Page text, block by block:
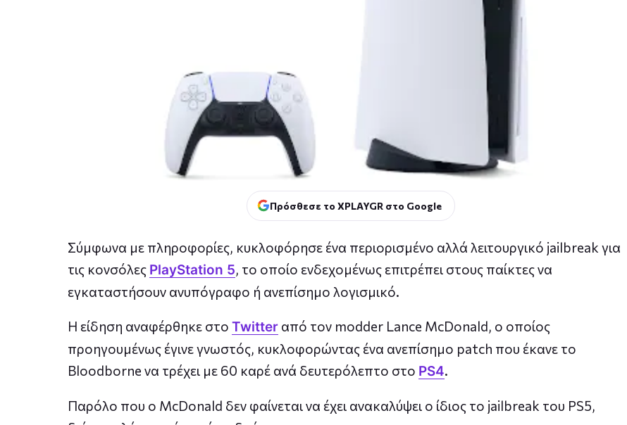
Πρόσθεσε το XPLAYGR στο Google
Σύμφωνα με πληροφορίες, κυκλοφόρησε ένα περιορισμένο αλλά λειτουργικό jailbreak για
τις κονσόλες PlayStation 5, το οποίο ενδεχομένως επιτρέπει στους παίκτες να
εγκαταστήσουν ανυπόγραφο ή ανεπίσημο λογισμικό.
Η είδηση ​​αναφέρθηκε στο Twitter από τον modder Lance McDonald, ο οποίος
προηγουμένως έγινε γνωστός, κυκλοφορώντας ένα ανεπίσημο patch που έκανε το
Bloodborne να τρέχει με 60 καρέ ανά δευτερόλεπτο στο PS4.
Παρόλο που ο McDonald δεν φαίνεται να έχει ανακαλύψει ο ίδιος το jailbreak του PS5,